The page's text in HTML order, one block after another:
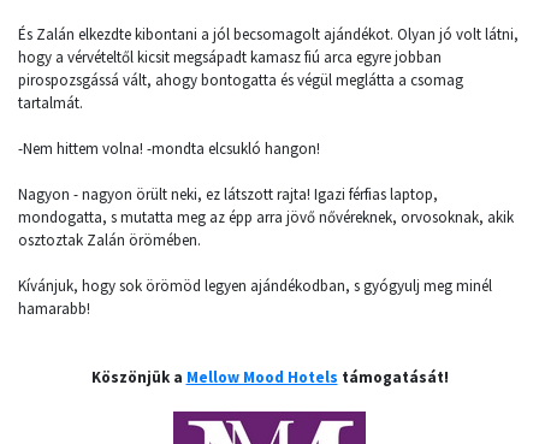
És Zalán elkezdte kibontani a jól becsomagolt ajándékot. Olyan jó volt látni,
hogy a vérvételtől kicsit megsápadt kamasz fiú arca egyre jobban
pirospozsgássá vált, ahogy bontogatta és végül meglátta a csomag
tartalmát.
-Nem hittem volna! -mondta elcsukló hangon!
Nagyon - nagyon örült neki, ez látszott rajta! Igazi férfias laptop,
mondogatta, s mutatta meg az épp arra jövő nővéreknek, orvosoknak, akik
osztoztak Zalán örömében.
Kívánjuk, hogy sok örömöd legyen ajándékodban, s gyógyulj meg minél
hamarabb!
Köszönjük a Mellow Mood Hotels támogatását!